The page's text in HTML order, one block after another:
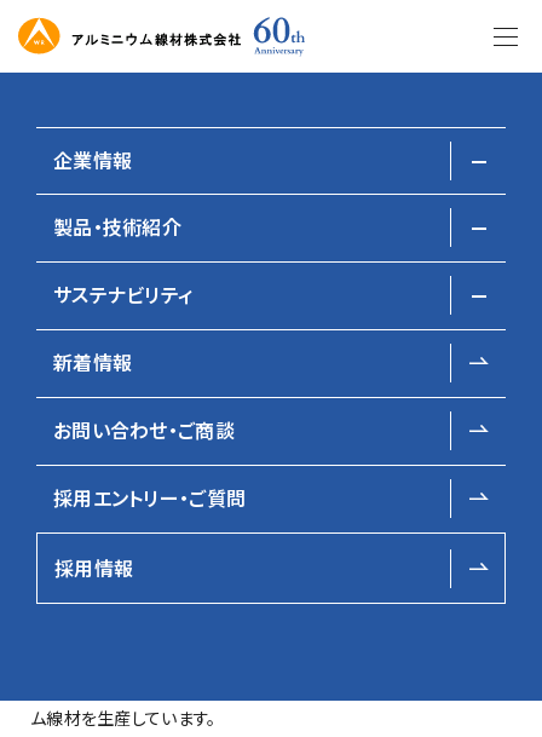
このページの本文へ移動
企業情報
会社概要
社長メッセージ
経営理念・企業ビジョン
製品・技術紹介
技術・設備
荒引線
伸線・他
サステナビリティ
SDGsへの取り組み方針
企業活動に関する方針
新着情報
お問い合わせ・ご商談
採用エントリー・ご質問
採用情報
Technology
技術・設備
Technology & Equipment
アルミニウム線材の技術・設備について
当社では、アルミニウム溶湯をキャスバー形状に鋳造し、そのまま
ム線材を生産しています。